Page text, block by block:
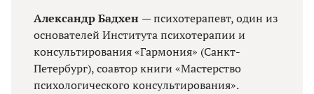
Александр Бадхен — психотерапевт, один из
основателей Института психотерапии и
консультирования «Гармония» (Санкт-
Петербург), соавтор книги «Мастерство
психологического консультирования».